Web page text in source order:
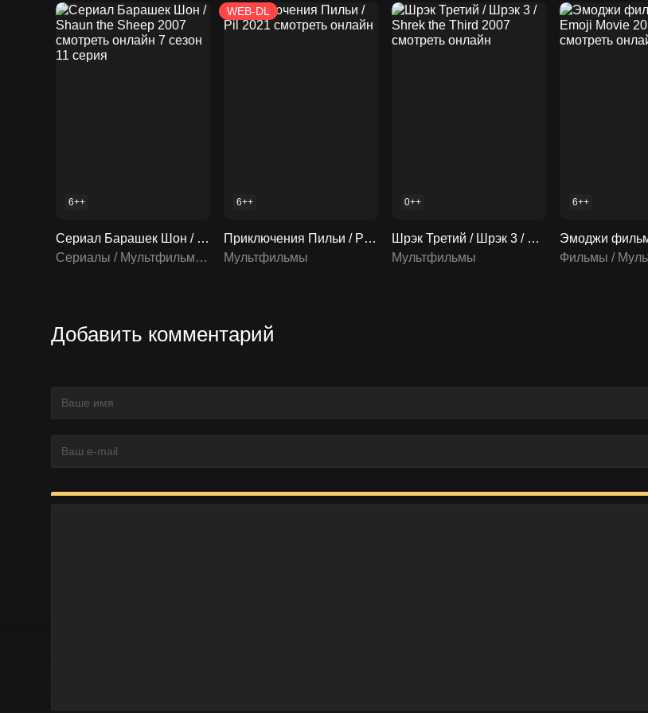
6++
Сериал Барашек Шон / Shaun the Sheep 2007 смотреть онлайн 7 сезон 11 серия
Сериалы / Мультфильмы / Мультсериалы
WEB-DL
6++
Приключения Пильи / Pil 2021 смотреть онлайн
Мультфильмы
0++
Шрэк Третий / Шрэк 3 / Shrek the Third 2007 смотреть онлайн
Мультфильмы
6++
Добавить комментарий